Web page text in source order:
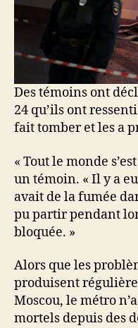
Des témoins ont
24 qu’ils ont
fait tomber et les a
« Tout le monde
un témoin. « Il y a
avait de la fumée
pu partir pendant
bloquée. »
Alors que les
produisent
Moscou, le métro
mortels depuis des